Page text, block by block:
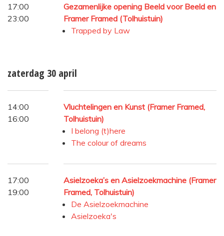
17:00
23:00
Gezamenlijke opening Beeld voor Beeld en
Framer Framed (Tolhuistuin)
Trapped by Law
zaterdag 30 april
14:00
16:00
Vluchtelingen en Kunst (Framer Framed,
Tolhuistuin)
I belong (t)here
The colour of dreams
17:00
19:00
Asielzoeka’s en Asielzoekmachine (Framer
Framed, Tolhuistuin)
De Asielzoekmachine
Asielzoeka's